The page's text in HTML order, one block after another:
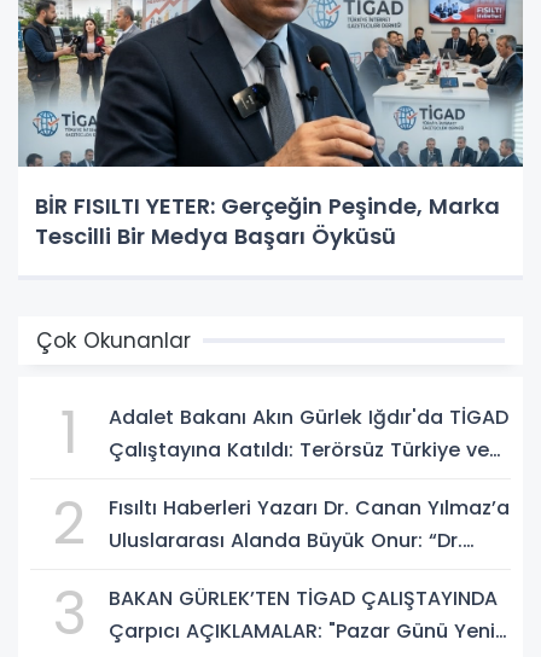
BİR FISILTI YETER: Gerçeğin Peşinde, Marka
Tescilli Bir Medya Başarı Öyküsü
Çok Okunanlar
1
Adalet Bakanı Akın Gürlek Iğdır'da TİGAD
Çalıştayına Katıldı: Terörsüz Türkiye ve
2
Fısıltı Haberleri Yazarı Dr. Canan Yılmaz’a
Uluslararası Alanda Büyük Onur: “Dr.
3
BAKAN GÜRLEK’TEN TİGAD ÇALIŞTAYINDA
Çarpıcı AÇIKLAMALAR: "Pazar Günü Yeni